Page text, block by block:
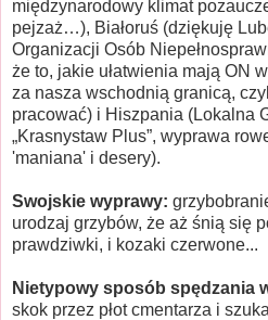
międzynarodowy klimat
pejzaż…), Białoruś (dziękuję
Organizacji Osób
że to, jakie ułatwienia mają ON
za nasza wschodnią granicą,
pracować) i Hiszpania (Lokalna
„Krasnystaw Plus”, wyprawa
'maniana' i desery).
Swojskie wyprawy:
urodzaj grzybów, że aż śnią się
prawdziwki, i kozaki czerwone...
Nietypowy sposób spędzania
skok przez płot cmentarza i